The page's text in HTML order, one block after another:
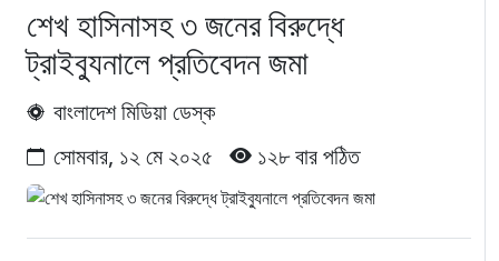
শেখ হাসিনাসহ ৩ জনের বিরুদ্ধে
ট্রাইব্যুনালে প্রতিবেদন জমা
বাংলাদেশ মিডিয়া ডেস্ক
সোমবার, ১২ মে ২০২৫
১২৮ বার পঠিত